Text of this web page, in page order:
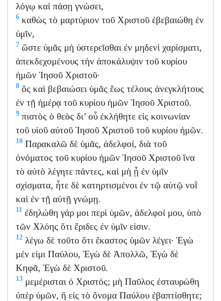
λόγῳ καὶ πάσῃ γνώσει,
6 καθὼς τὸ μαρτύριον τοῦ Χριστοῦ ἐβεβαιώθη ἐν
ὑμῖν,
7 ὥστε ὑμᾶς μὴ ὑστερεῖσθαι ἐν μηδενὶ χαρίσματι,
ἀπεκδεχομένους τὴν ἀποκάλυψιν τοῦ κυρίου
ἡμῶν Ἰησοῦ Χριστοῦ·
8 ὃς καὶ βεβαιώσει ὑμᾶς ἕως τέλους ἀνεγκλήτους
ἐν τῇ ἡμέρᾳ τοῦ κυρίου ἡμῶν Ἰησοῦ Χριστοῦ.
9 πιστὸς ὁ θεὸς δι’ οὗ ἐκλήθητε εἰς κοινωνίαν
τοῦ υἱοῦ αὐτοῦ Ἰησοῦ Χριστοῦ τοῦ κυρίου ἡμῶν.
10 Παρακαλῶ δὲ ὑμᾶς, ἀδελφοί, διὰ τοῦ
ὀνόματος τοῦ κυρίου ἡμῶν Ἰησοῦ Χριστοῦ ἵνα
τὸ αὐτὸ λέγητε πάντες, καὶ μὴ ᾖ ἐν ὑμῖν
σχίσματα, ἦτε δὲ κατηρτισμένοι ἐν τῷ αὐτῷ νοῒ
καὶ ἐν τῇ αὐτῇ γνώμῃ.
11 ἐδηλώθη γάρ μοι περὶ ὑμῶν, ἀδελφοί μου, ὑπὸ
τῶν Χλόης ὅτι ἔριδες ἐν ὑμῖν εἰσιν.
12 λέγω δὲ τοῦτο ὅτι ἕκαστος ὑμῶν λέγει· Ἐγὼ
μέν εἰμι Παύλου, Ἐγὼ δὲ Ἀπολλῶ, Ἐγὼ δὲ
Κηφᾶ, Ἐγὼ δὲ Χριστοῦ.
13 μεμέρισται ὁ Χριστός; μὴ Παῦλος ἐσταυρώθη
ὑπὲρ ὑμῶν, ἢ εἰς τὸ ὄνομα Παύλου ἐβαπτίσθητε;